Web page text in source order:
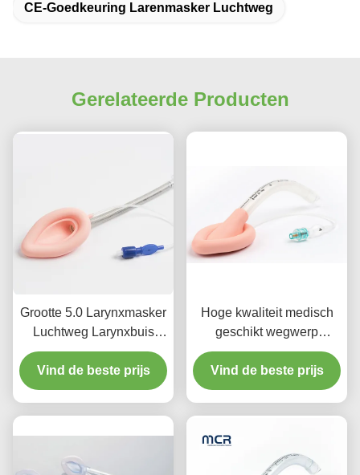
CE-Goedkeuring Larenmasker Luchtweg
Gerelateerde Producten
Grootte 5.0 Larynxmasker
Luchtweg Larynxbuis
Luchtweg Silicone voor
volwassenen
Vind de beste prijs
Hoge kwaliteit medisch
geschikt wegwerp
siliconen keelmasker
intubatie LMA buis
Vind de beste prijs